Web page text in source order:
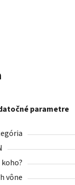
parametre
vône